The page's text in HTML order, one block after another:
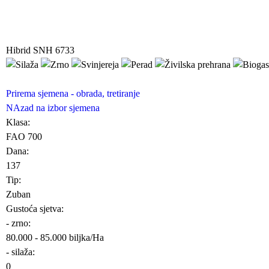
Hibrid SNH 6733
Prirema sjemena - obrada, tretiranje
NAzad na izbor sjemena
Klasa:
FAO 700
Dana:
137
Tip:
Zuban
Gustoća sjetva:
- zrno:
80.000 - 85.000 biljka/Ha
- silaža:
0